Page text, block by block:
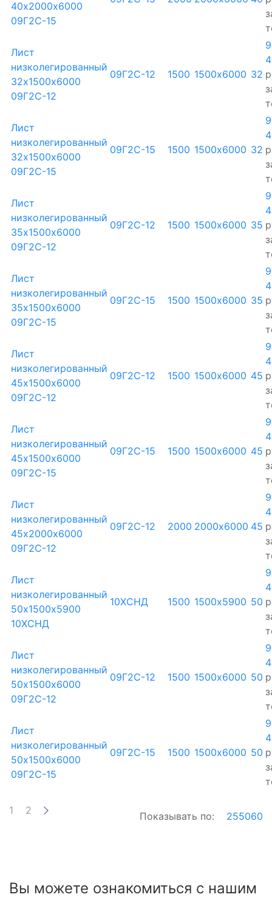
40х2000х6000
09Г2С-15
Лист
низколегированный
32х1500х6000
09Г2С-12
09Г2С-12 1500 1500х6000 32
Лист
низколегированный
32х1500х6000
09Г2С-15
09Г2С-15 1500 1500х6000 32
Лист
низколегированный
35х1500х6000
09Г2С-12
09Г2С-12 1500 1500х6000 35
Лист
низколегированный
35х1500х6000
09Г2С-15
09Г2С-15 1500 1500х6000 35
Лист
низколегированный
45х1500х6000
09Г2С-12
09Г2С-12 1500 1500х6000 45
Лист
низколегированный
45х1500х6000
09Г2С-15
09Г2С-15 1500 1500х6000 45
Лист
низколегированный
45х2000х6000
09Г2С-12
09Г2С-12 2000 2000х6000 45
Лист
низколегированный
50х1500х5900
10ХСНД
10ХСНД 1500 1500х5900 50
Лист
низколегированный
50х1500х6000
09Г2С-12
09Г2С-12 1500 1500х6000 50
Лист
низколегированный
50х1500х6000
09Г2С-15
09Г2С-15 1500 1500х6000 50
1 2 Показывать по: 255060
Вы можете ознакомиться с нашим